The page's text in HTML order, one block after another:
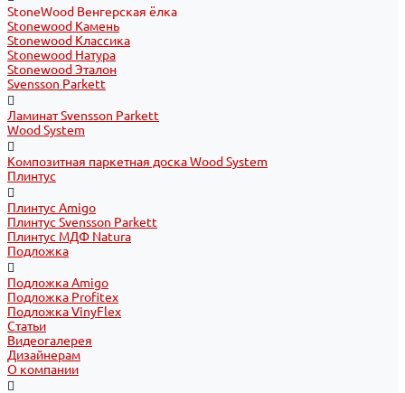
StoneWood Венгерская ёлка
Stonewood Камень
Stonewood Классика
Stonewood Натура
Stonewood Эталон
Svensson Parkett
Ламинат Svensson Parkett
Wood System
Композитная паркетная доска Wood System
Плинтус
Плинтус Amigo
Плинтус Svensson Parkett
Плинтус МДФ Natura
Подложка
Подложка Amigo
Подложка Profitex
Подложка VinyFlex
Статьи
Видеогалерея
Дизайнерам
О компании